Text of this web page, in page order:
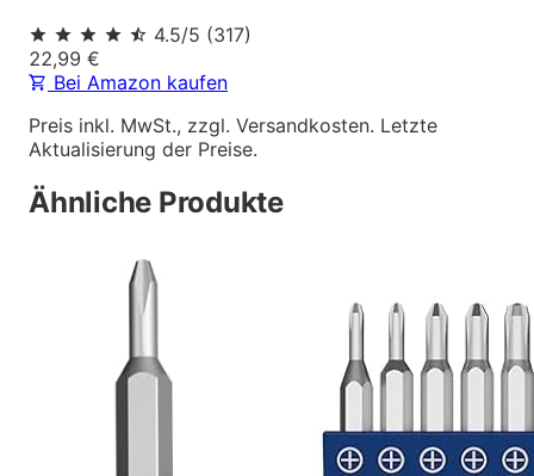
4.5/5 (317)
22,99 €
Bei Amazon kaufen
Preis inkl. MwSt., zzgl. Versandkosten. Letzte
Aktualisierung der Preise.
Ähnliche Produkte